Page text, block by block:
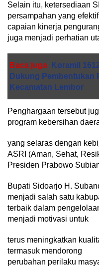
Selain itu, ketersediaan
persampahan yang
capaian kinerja
juga menjadi perhatian
Baca juga
Koramil
Dukung Pembentukan
Kecamatan Lembor
Penghargaan tersebut
program kebersihan
yang selaras dengan
ASRI (Aman, Sehat,
Presiden Prabowo
Bupati Sidoarjo H.
menjadi salah satu
terbaik dalam
menjadi motivasi untuk
terus meningkatkan
termasuk mendorong
perubahan perilaku